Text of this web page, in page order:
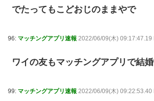
でたってもこどおじのままやで
96: マッチングアプリ速報 2022/06/09(木) 09:17:47.19
ワイの友もマッチングアプリで結
99: マッチングアプリ速報 2022/06/09(木) 09:22:53.40